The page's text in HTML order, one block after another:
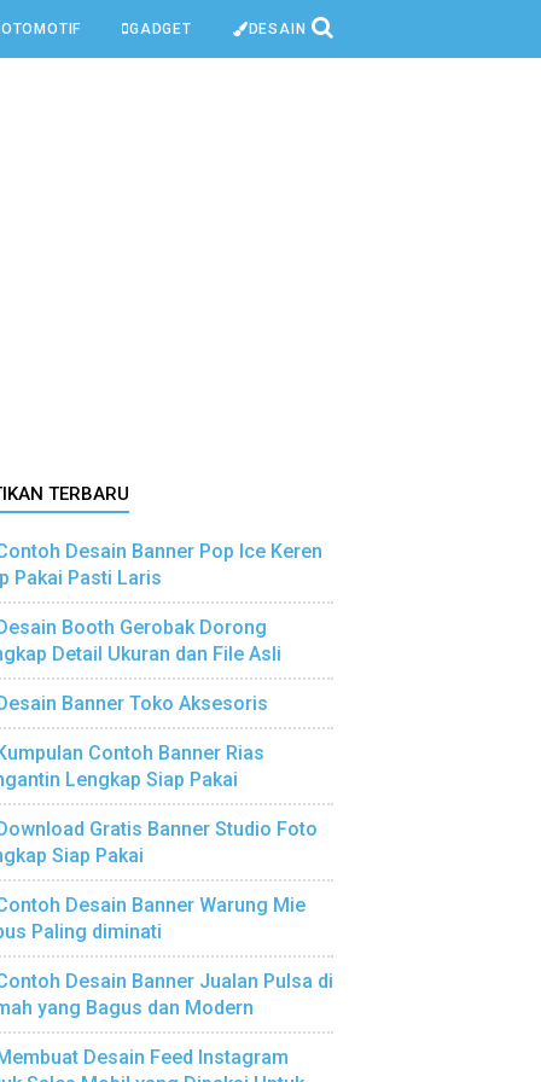
OTOMOTIF GADGET DESAIN
TERBARU
Desain Banner Pop Ice Keren
Pakai Pasti Laris
Booth Gerobak Dorong
Detail Ukuran dan File Asli
Banner Toko Aksesoris
Contoh Banner Rias
Lengkap Siap Pakai
Gratis Banner Studio Foto
Siap Pakai
Desain Banner Warung Mie
Paling diminati
Desain Banner Jualan Pulsa di
yang Bagus dan Modern
Desain Feed Instagram